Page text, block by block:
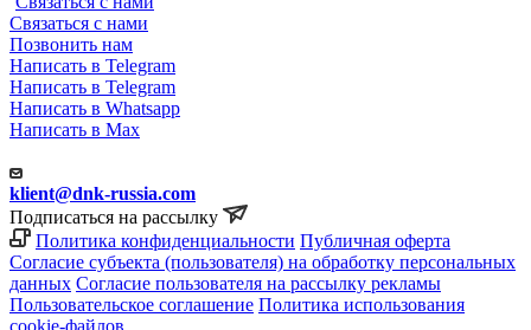
Связаться с нами
Позвонить нам
Написать в Telegram
Написать в Telegram
Написать в Whatsapp
Написать в Max
klient@dnk-russia.com
Подписаться на рассылку
Политика конфиденциальности Публичная оферта
Согласие субъекта (пользователя) на обработку персональных
данных Согласие пользователя на рассылку рекламы
Пользовательское соглашение Политика использования
cookie-файлов